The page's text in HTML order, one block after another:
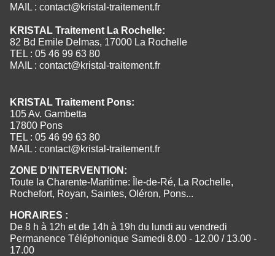
MAIL : contact@kristal-traitement.fr
KRISTAL Traitement La Rochelle:
82 Bd Emile Delmas, 17000 La Rochelle
TEL : 05 46 99 63 80
MAIL : contact@kristal-traitement.fr
KRISTAL Traitement Pons:
105 Av. Gambetta
17800 Pons
TEL : 05 46 99 63 80
MAIL : contact@kristal-traitement.fr
ZONE D’INTERVENTION:
Toute la Charente-Maritime: Île-de-Ré, La Rochelle,
Rochefort, Royan, Saintes, Oléron, Pons...
HORAIRES :
De 8 h à 12h et de 14h à 19h du lundi au vendredi
Permanence Téléphonique Samedi 8.00 - 12.00 / 13.00 -
17.00